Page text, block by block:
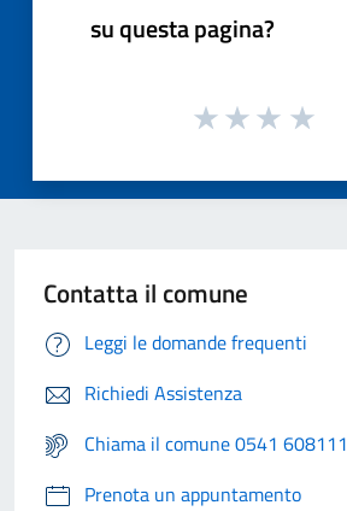
su questa pagina?
Contatta il comune
Leggi le domande frequenti
Richiedi Assistenza
Chiama il comune 0541 608111
Prenota un appuntamento